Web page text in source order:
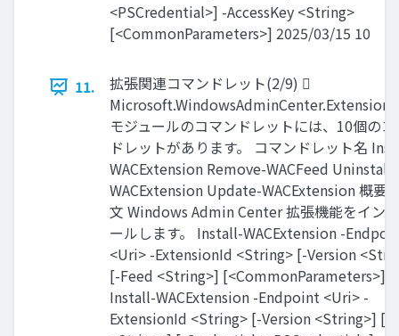
<PSCredential>] -AccessKey <String>
[<CommonParameters>] 2025/03/15 10
11.
拡張関連コマンドレット(2/9) 
モジュールのコマンドレットには、10個の
ドレットがあります。 コマンドレット名
WACExtension Remove-WACFeed Uninstall-
WACExtension Update-WACExtension 概要
文 Windows Admin Center 拡張機能をイン
ールします。 Install-WACExtension -
<Uri> -ExtensionId <String> [-Version
[-Feed <String>] [<CommonParameters>]
Install-WACExtension -Endpoint <Uri> -
ExtensionId <String> [-Version <String>] [-